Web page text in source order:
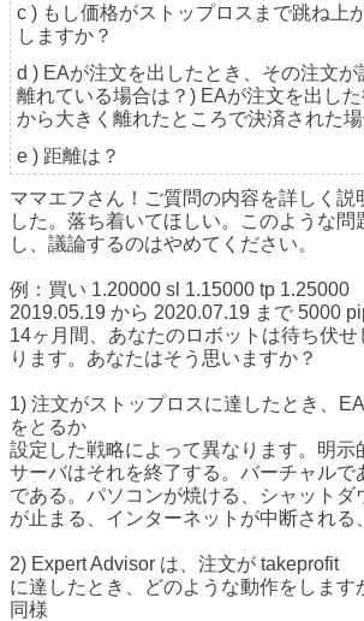
c ) もし価格がストップロスまで跳ね上
しますか？
d ) EAが注文を出したとき、その注文が
離れている場合は？) EAが注文を出し
から大きく離れたところで決済された場
e ) 距離は？
ママエフさん！ご質問の内容を詳しく説
した。落ち着いてほしい。このような問
し、議論するのはやめてください。
例：買い 1.20000 sl 1.15000 tp 1.25000
2019.05.19 から 2020.07.19 まで 5000
14ヶ月間、あなたのロボットは待ち伏
ります。あなたはそう思いますか？
1) 注文がストップロスに達したとき、
をとるか
設定した戦略によって異なります。明示
サーバはそれを終了する。バーチャルで
である。パソコンが焼ける、シャットダ
が止まる、インターネットが中断される
2) Expert Advisor は、注文が takeprofit
に達したとき、どのような動作をします
同様